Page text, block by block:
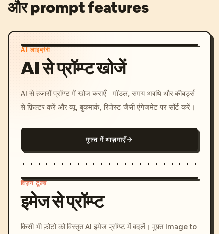
और prompt features
AI लाइब्रेरी
AI से प्रॉम्प्ट खोजें
AI से हज़ारों प्रॉम्प्ट में खोज कराएँ। मॉडल, समय अवधि और कीवर्ड्स
से फ़िल्टर करें और व्यू, बुकमार्क, रिपोस्ट जैसी एंगेजमेंट पर सॉर्ट करें।
मुफ्त में आज़माएँ
c, cyberpunk sunset, neon
विज़न टूल्स
इमेज से प्रॉम्प्ट
किसी भी फ़ोटो को विस्तृत AI इमेज प्रॉम्प्ट में बदलें। मुफ़्त Image to